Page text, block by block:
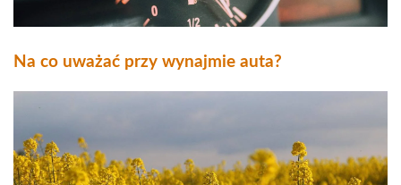
Na co uważać przy wynajmie auta?